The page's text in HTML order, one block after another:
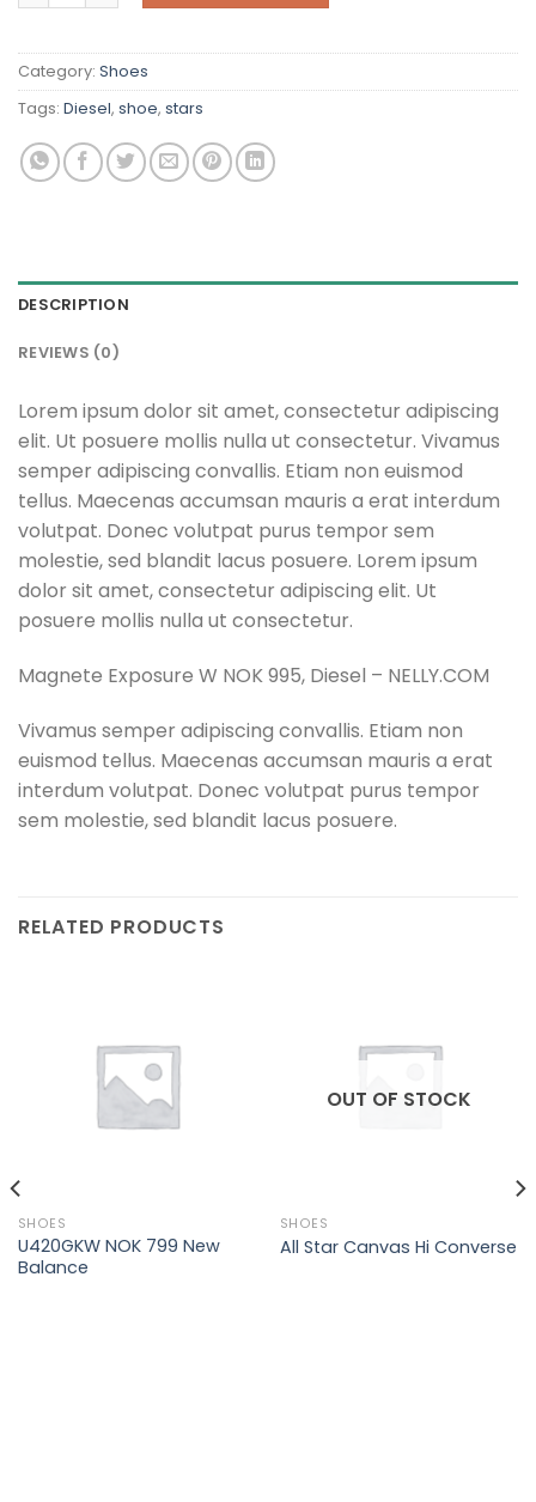
Category: Shoes
Tags: Diesel, shoe, stars
DESCRIPTION
REVIEWS (0)
Lorem ipsum dolor sit amet, consectetur adipiscing
elit. Ut posuere mollis nulla ut consectetur. Vivamus
semper adipiscing convallis. Etiam non euismod
tellus. Maecenas accumsan mauris a erat interdum
volutpat. Donec volutpat purus tempor sem
molestie, sed blandit lacus posuere. Lorem ipsum
dolor sit amet, consectetur adipiscing elit. Ut
posuere mollis nulla ut consectetur.
Magnete Exposure W NOK 995, Diesel – NELLY.COM
Vivamus semper adipiscing convallis. Etiam non
euismod tellus. Maecenas accumsan mauris a erat
interdum volutpat. Donec volutpat purus tempor
sem molestie, sed blandit lacus posuere.
RELATED PRODUCTS
SHOES
U420GKW NOK 799 New
Balance
OUT OF STOCK
SHOES
All Star Canvas Hi Converse